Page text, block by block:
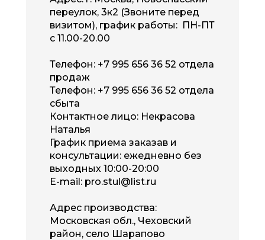
переулок, 3к2 (Звоните перед
визитом), график работы: ПН-ПТ
с 11.00-20.00
Телефон: +7 995 656 36 52 отдела
продаж
Телефон: +7 995 656 36 52 отдела
сбыта
Контактное лицо: Некрасова
Наталья
График приема заказав и
консультации: ежедневно без
выходных 10:00-20:00
E-mail: pro.stul@list.ru​​​​​​​
Адрес производства:
Московская обл., Чеховский
район, село Шарапово